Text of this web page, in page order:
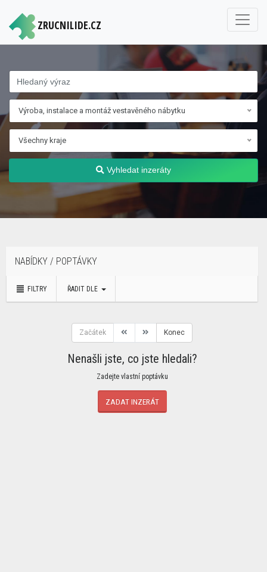
ZRUCNILIDE.CZ
Výroba, instalace a montáž vestavěného nábytku
Všechny kraje
Vyhledat inzeráty
NABÍDKY / POPTÁVKY
FILTRY ŘADIT DLE
Začátek Konec
Nenašli jste, co jste hledali?
Zadejte vlastní poptávku
ZADAT INZERÁT